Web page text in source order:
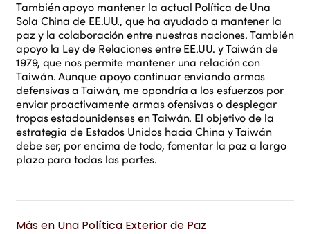
También apoyo mantener la actual Política de Una
Sola China de EE.UU., que ha ayudado a mantener la
paz y la colaboración entre nuestras naciones. También
apoyo la Ley de Relaciones entre EE.UU. y Taiwán de
1979, que nos permite mantener una relación con
Taiwán. Aunque apoyo continuar enviando armas
defensivas a Taiwán, me opondría a los esfuerzos por
enviar proactivamente armas ofensivas o desplegar
tropas estadounidenses en Taiwán. El objetivo de la
estrategia de Estados Unidos hacia China y Taiwán
debe ser, por encima de todo, fomentar la paz a largo
plazo para todas las partes.
Más en Una Política Exterior de Paz